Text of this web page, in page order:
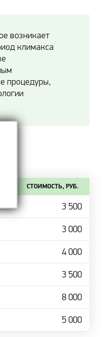
возникает
климакса
процедуры,
СТОИМОСТЬ, РУБ.
3 500
3 000
4 000
3 500
8 000
5 000